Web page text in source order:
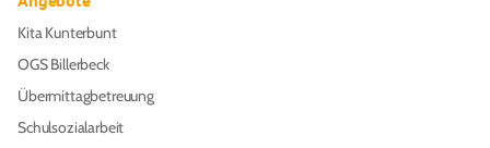
Kita Kunterbunt
OGS Billerbeck
Übermittagbetreuung
Schulsozialarbeit